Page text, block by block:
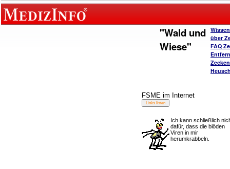
"Wald und
Wiese"
über
FAQ
Zecken
FSME im Internet
Ich kann schließlich
dafür, dass die blöden
Viren in mir
herumkrabbeln.